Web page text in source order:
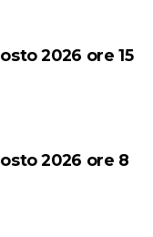
2026 ore 15
2026 ore 8